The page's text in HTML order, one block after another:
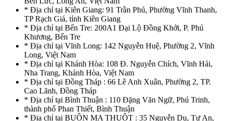
* Địa chỉ tại Kiên Giang: 91 Trần Phú, Phường Vĩnh Thanh,
TP Rạch Giá, tỉnh Kiên Giang
* Địa chỉ tại Bến Tre: 200A1 Đại Lộ Đồng Khởi, P. Phú
Khương, Bến Tre
* Địa chỉ tại Vĩnh Long: 142 Nguyễn Huệ, Phường 2, Vĩnh
Long, Việt Nam
* Địa chỉ tại Khánh Hòa: 108 Đ. Nguyễn Chích, Vĩnh Hải,
Nha Trang, Khánh Hòa, Việt Nam
* Địa chỉ tại Đồng Tháp : 66 Lê Anh Xuân, Phường 2, TP.
Cao Lãnh, Đồng Tháp
* Địa chỉ tại Bình Thuận : 110 Đặng Văn Ngữ, Phú Trinh,
thành phố Phan Thiết, Bình Thuận
* Địa chỉ tại BUÔN MA THUỘT : 35 Nguyễn Du, Tự An,